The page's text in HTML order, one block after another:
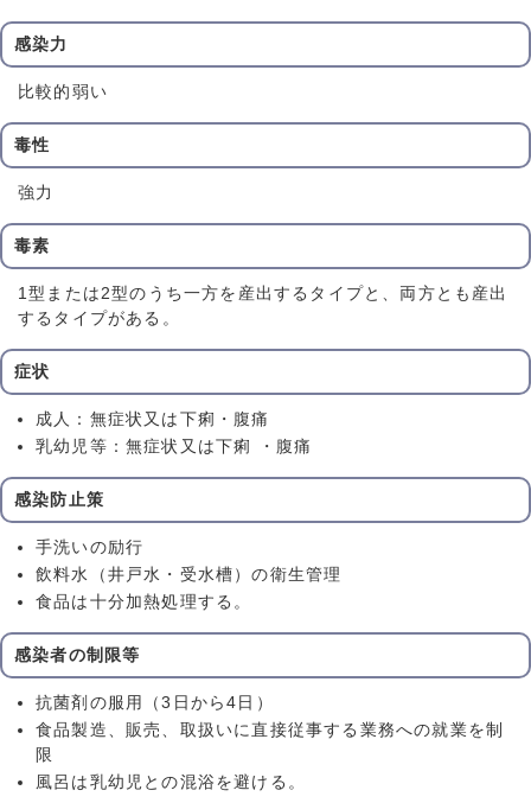
感染力
比較的弱い
毒性
強力
毒素
1型または2型のうち一方を産出するタイプと、両方とも産出
するタイプがある。
症状
成人：無症状又は下痢・腹痛
乳幼児等：無症状又は下痢 ・腹痛
感染防止策
手洗いの励行
飲料水（井戸水・受水槽）の衛生管理
食品は十分加熱処理する。
感染者の制限等
抗菌剤の服用（3日から4日）
食品製造、販売、取扱いに直接従事する業務への就業を制
限
風呂は乳幼児との混浴を避ける。